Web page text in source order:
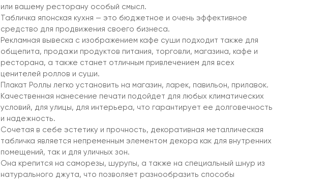
или вашему ресторану особый смысл.
Табличка японская кухня — это бюджетное и очень эффективное
средство для продвижения своего бизнеса.
Рекламная вывеска с изображением кафе суши подходит также для
общепита, продажи продуктов питания, торговли, магазина, кафе и
ресторана, а также станет отличным привлечением для всех
ценителей роллов и суши.
Плакат Роллы легко установить на магазин, ларек, павильон, прилавок.
Качественная нанесение печати подойдет для любых климатических
условий, для улицы, для интерьера, что гарантирует ее долговечность
и надежность.
Сочетая в себе эстетику и прочность, декоративная металлическая
табличка является непременным элементом декора как для внутренних
помещений, так и для уличных зон.
Она крепится на саморезы, шурупы, а также на специальный шнур из
натурального джута, что позволяет разнообразить способы